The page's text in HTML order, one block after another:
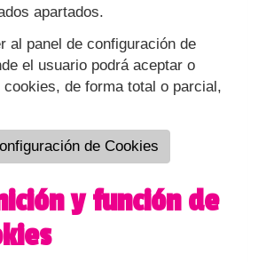
apartados.
al panel de configuración de
el usuario podrá aceptar o
de forma total o parcial,
de Cookies
y función de